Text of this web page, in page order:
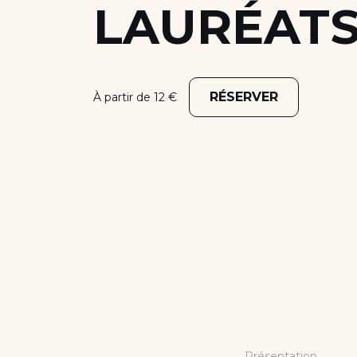
Nous soutenir
À partir de 12 € RÉSERVER